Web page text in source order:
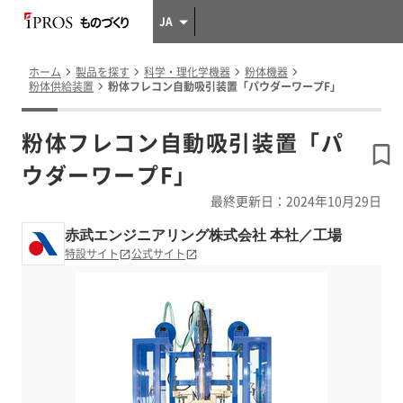
JA
ホーム 製品を探す 科学・理化学機器
粉体機器
粉体供給装置
粉体フレコン自動吸引装置「パウダーワープF」
粉体フレコン自動吸引装置「パ
ウダーワープF」
最終更新日：2024年10月29日
赤武エンジニアリング株式会社 本社／工場
特設サイト 公式サイト